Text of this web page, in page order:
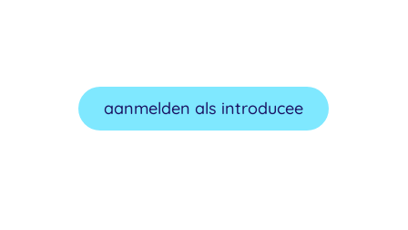
aanmelden als introducee